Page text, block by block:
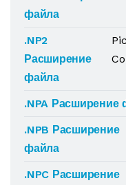
файла
.NP2
Расширение
файла
.NPA Расширение
.NPB Расширение
файла
.NPC Расширение